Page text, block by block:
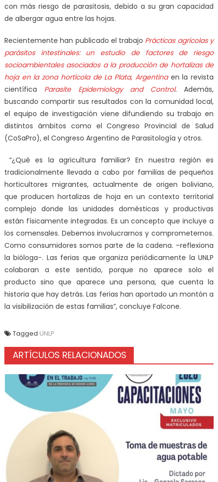
con más riesgo de parasitosis, debido a su gran capacidad
de albergar agua entre las hojas.
Recientemente han publicado el trabajo Prácticas agrícolas y
parásitos intestinales: un estudio de factores de riesgo
socioambientales asociados a la producción de hortalizas de
hoja en la zona hortícola de La Plata, Argentinaen la revista
científica
Parasite Epidemiology and Control. Además,
buscando compartir sus resultados con la comunidad local,
el equipo de investigación viene difundiendo su trabajo en
distintos ámbitos como el Congreso Provincial de Salud
(CoSaPro), el Congreso Argentino de Parasitología y otros.
“¿Qué es la agricultura familiar? En nuestra región es
tradicionalmente llevada a cabo por familias de pequeños
horticultores migrantes, actualmente de origen boliviano,
que producen hortalizas de hoja en un contexto territorial
complejo donde las unidades domésticas y productivas
están físicamente integradas. Es un concepto que incluye a
los comensales. Debemos involucrarnos y comprometernos.
Como consumidores somos parte de la cadena. –reflexiona
la bióloga-. Las ferias que organiza periódicamente la UNLP
colaboran a este sentido, porque no aparece solo el
producto sino que aparece una persona, que cuenta la
historia que hay detrás. Las ferias han aportado un montón a
la visibilización de estas familias”, concluye Falcone.
Tagged UNLP
ARTÍCULOS RELACIONADOS